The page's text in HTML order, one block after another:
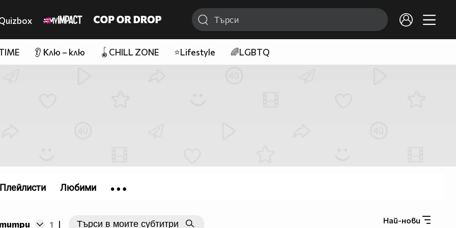
👂 Клю – клю 🪀CHILL ZONE ⭐Lifestyle 🌈LGBTQ
1 | Най-нови
Плейлисти Любими